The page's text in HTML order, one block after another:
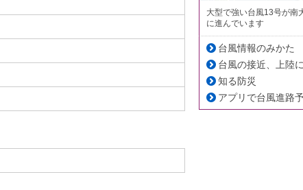
大型で強い台風13号が南
に進んでいます
台風情報のみかた
台風の接近、上陸
知る防災
アプリで台風進路